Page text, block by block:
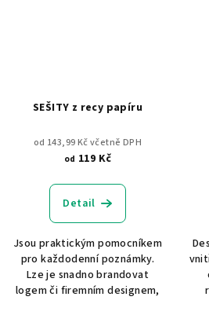
SEŠITY z recy papíru
od 143,99 Kč včetně DPH
od 119 Kč
Detail
Jsou praktickým pomocníkem
pro každodenní poznámky.
Lze je snadno brandovat
logem či firemním designem,